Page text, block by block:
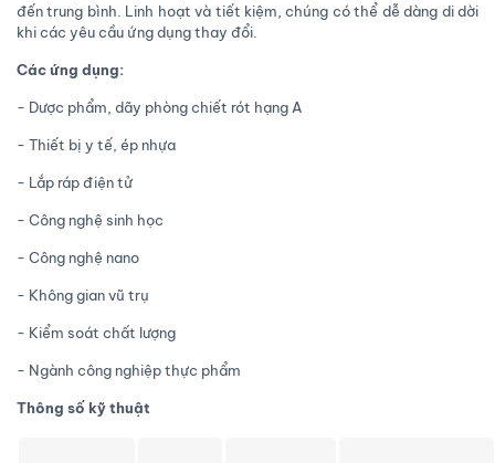
đến trung bình. Linh hoạt và tiết kiệm, chúng có thể dễ dàng di dời
khi các yêu cầu ứng dụng thay đổi.
Các ứng dụng:
- Dược phẩm, dãy phòng chiết rót hạng A
- Thiết bị y tế, ép nhựa
- Lắp ráp điện tử
- Công nghệ sinh học
- Công nghệ nano
- Không gian vũ trụ
- Kiểm soát chất lượng
- Ngành công nghiệp thực phẩm
Thông số kỹ thuật